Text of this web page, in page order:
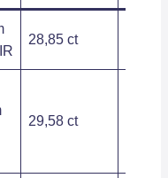
28,85 ct
29,58 ct